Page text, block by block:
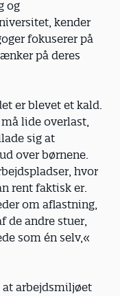
og
kender
fokuserer på
på deres
er blevet et kald.
lide overlast,
sig at
over børnene.
hvor
rent faktisk er.
om aflastning,
de andre stuer,
som én selv,«
at arbejdsmiljøet